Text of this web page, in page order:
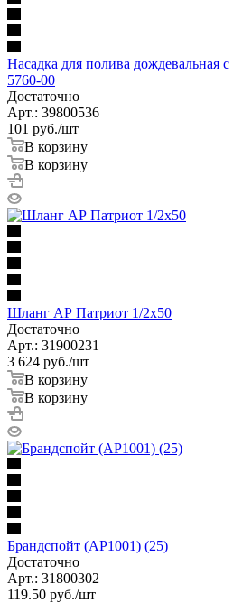
Насадка для полива дождевальная
5760-00
Достаточно
Арт.: 39800536
101 руб./шт
В корзину
В корзину
Шланг АР Патриот 1/2х50
Достаточно
Арт.: 31900231
3 624 руб./шт
В корзину
В корзину
Брандспойт (AP1001) (25)
Достаточно
Арт.: 31800302
119.50 руб./шт